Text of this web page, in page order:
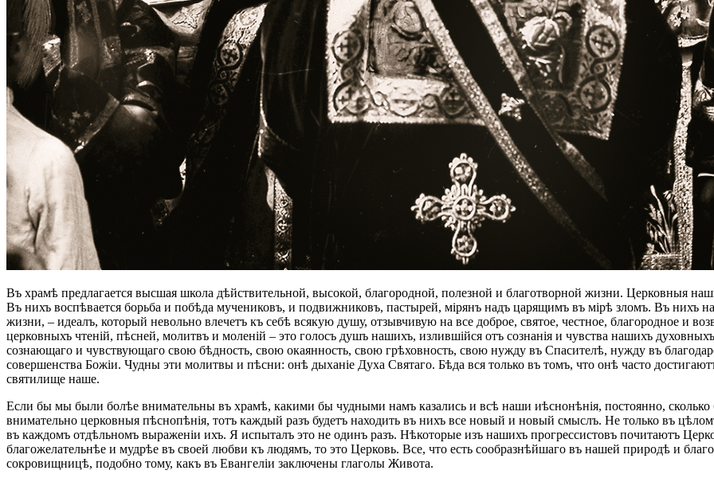
Въ храмѣ предлагается высшая школа дѣйствительной, высокой, благородной, полезной и благотворной жизни. Церковныя
Въ нихъ воспѣвается борьба и побѣда мучениковъ, и подвижниковъ, пастырей, мірянъ надъ царящимъ въ мірѣ зломъ. Въ нихъ
жизни, – идеалъ, который невольно влечетъ къ себѣ всякую душу, отзывчивую на все доброе, святое, честное, благородное и
церковныхъ чтеній, пѣсней, молитвъ и моленій – это голосъ душъ нашихъ, излившійся отъ сознанія и чувства нашихъ
сознающаго и чувствующаго свою бѣдность, свою окаянность, свою грѣховность, свою нужду въ Спасителѣ, нужду въ
совершенства Божіи. Чудны эти молитвы и пѣсни: онѣ дыханіе Духа Святаго. Бѣда вся только въ томъ, что онѣ часто
святилище наше.
Если бы мы были болѣе внимательны въ храмѣ, какими бы чудными намъ казались и всѣ наши иѣснонѣнія, постоянно,
внимательно церковныя пѣснопѣнія, тотъ каждый разъ будетъ находить въ нихъ все новый и новый смыслъ. Не только въ
въ каждомъ отдѣльномъ выраженіи ихъ. Я испыталъ это не одинъ разъ. Нѣкоторые изъ нашихъ прогрессистовъ почитаютъ
благожелательнѣе и мудрѣе въ своей любви къ людямъ, то это Церковь. Все, что есть сообразнѣйшаго въ нашей природѣ и
сокровищницѣ, подобно тому, какъ въ Евангеліи заключены глаголы Живота.